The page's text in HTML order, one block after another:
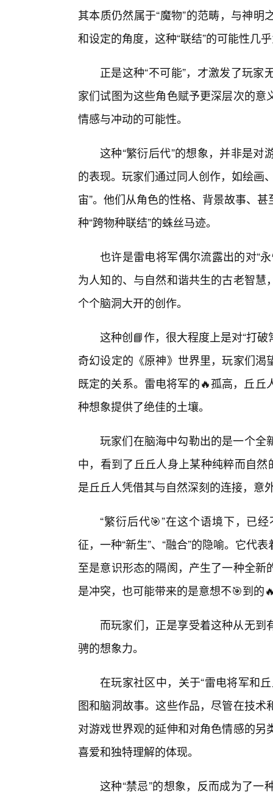
其本质仍然属于“魔物”的范畴，与神
和设定的角度，这种“联结”的可能性几
正是这种“不可能”，才激发了玩
家们试图为这些角色赋予更深层次的
情感与冲动的可能性。
这种“繁衍后代”的想象，并非是
的表现。玩家们通过同人创作，如绘画
宙”。他们从角色的性格、背景故事、
种“跨物种联结”的蛛丝马迹。
也许是雷电将军偶尔流露出的对“
为人知的、与自然和谐共生的古老智
个个脑洞大开的创作。
这种创📘作，很大程度上是对“打
奇幻设定的《原神》世界里，玩家们
既定的关系。雷电将军的🔥孤高，丘
种想象提供了绝佳的土壤。
玩家们在脑海中勾勒出的是一个全
中，看到了丘丘人身上某种纯粹而自
是丘丘人凭借其与自然深刻的连接，意
“繁衍后代🎯”在这个语境下，已
征，一种“新生”、“融合”的隐喻。它代
至是意识形态的隔阂，产生了一种全
是冲突，也可能带来的是意想不🎯到的
而玩家们，正是享受着这种从无
骋的想象力。
在玩家社区中，关于“雷电将军和
图和脑洞故事。这些作品，尽管在技
对游戏世界观的延伸和对角色情感的
喜爱和独特理解的体现。
这种“禁忌”的想象，反而成为了